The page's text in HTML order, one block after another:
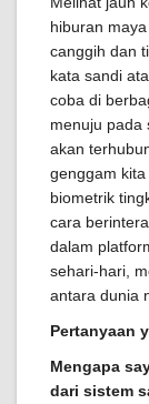
hiburan
canggih dan
kata sandi
coba di
menuju pada
akan
genggam
biometrik
cara
dalam
sehari-hari,
antara dunia
Pertanyaan
Mengapa
dari sistem